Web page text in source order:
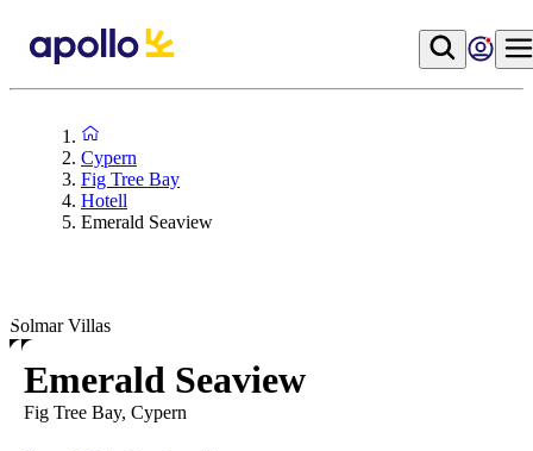
Cypern
Fig Tree Bay
Hotell
Emerald Seaview
Solmar Villas
Emerald Seaview
Fig Tree Bay, Cypern